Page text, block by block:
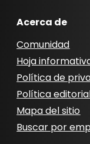
Acerca de
Comunidad
Hoja
Política de
Política
Mapa del sitio
Buscar por